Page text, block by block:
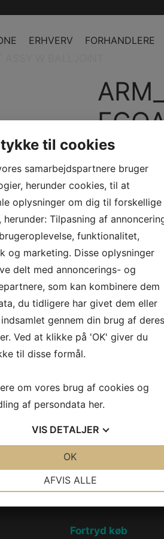
ERHVERV FORHANDLERE
Model/
2.056,61 dk
1.645,29 dk
Bestillingsvare
ARM_SUSP
REAR
L
ECOAT
BALLJOINT
Varenummer
Information
Fortryd køb
til cookies
samarbejdspartnere bruger
herunder cookies, til at
oplysninger om dig til forskellige
herunder: Tilpasning af
funktionalitet,
og marketing. Disse oplysninger
delt med annoncerings- og
som kan kombinere dem
du tidligere har givet dem eller
gennem din brug af deres
Ved at klikke på 'OK' giver du
til disse formål.
om vores brug af cookies og
af persondata her.
VIS DETALJER
AFVIS ALLE
OK